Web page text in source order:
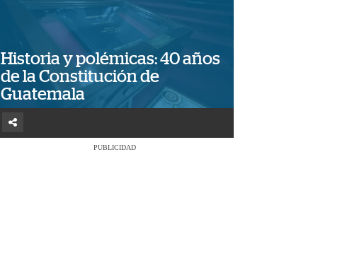
Historia y polémicas: 40 años
de la Constitución de
Guatemala
PUBLICIDAD